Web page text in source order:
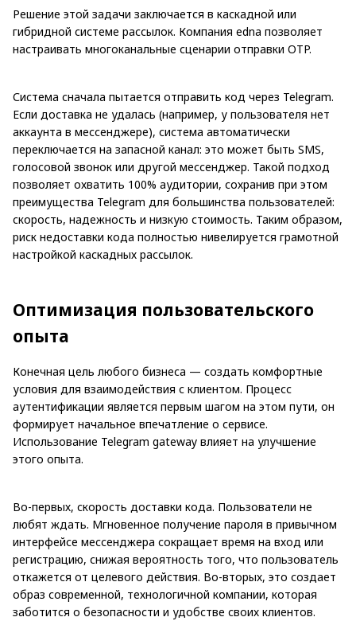
Решение этой задачи заключается в каскадной или
гибридной системе рассылок. Компания edna позволяет
настраивать многоканальные сценарии отправки OTP.
Система сначала пытается отправить код через Telegram.
Если доставка не удалась (например, у пользователя нет
аккаунта в мессенджере), система автоматически
переключается на запасной канал: это может быть SMS,
голосовой звонок или другой мессенджер. Такой подход
позволяет охватить 100% аудитории, сохранив при этом
преимущества Telegram для большинства пользователей:
скорость, надежность и низкую стоимость. Таким образом,
риск недоставки кода полностью нивелируется грамотной
настройкой каскадных рассылок.
Оптимизация пользовательского
опыта
Конечная цель любого бизнеса — создать комфортные
условия для взаимодействия с клиентом. Процесс
аутентификации является первым шагом на этом пути, он
формирует начальное впечатление о сервисе.
Использование Telegram gateway влияет на улучшение
этого опыта.
Во-первых, скорость доставки кода. Пользователи не
любят ждать. Мгновенное получение пароля в привычном
интерфейсе мессенджера сокращает время на вход или
регистрацию, снижая вероятность того, что пользователь
откажется от целевого действия. Во-вторых, это создает
образ современной, технологичной компании, которая
заботится о безопасности и удобстве своих клиентов.